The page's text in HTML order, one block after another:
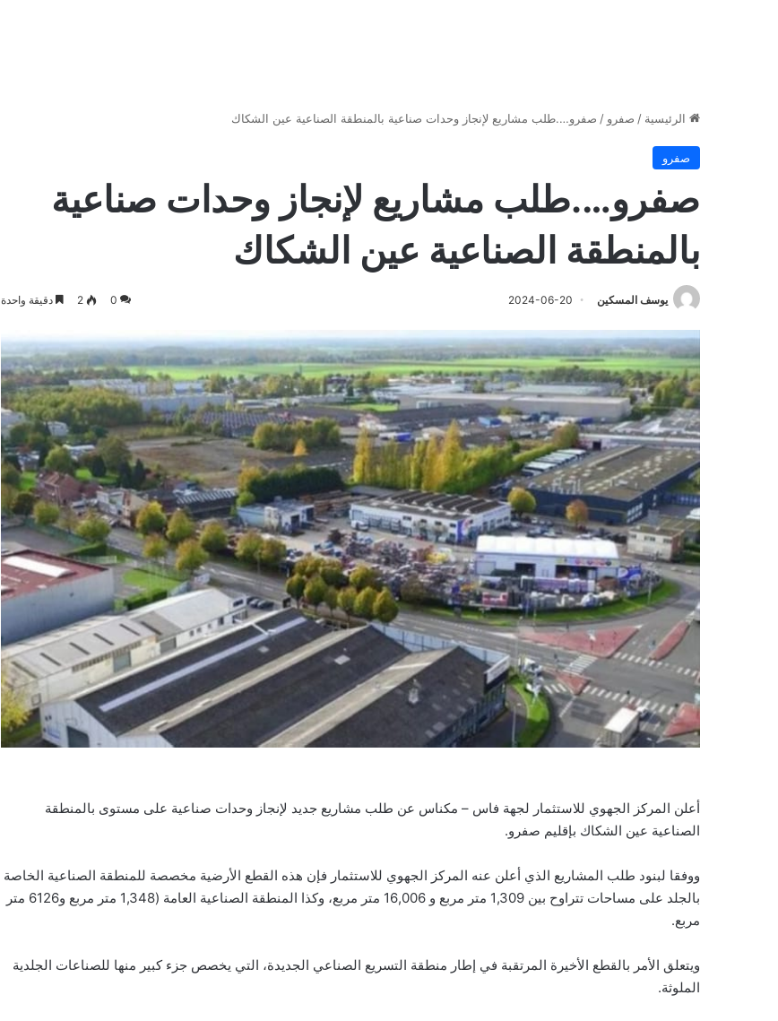
الرئيسية / صفرو / صفرو….طلب مشاريع لإنجاز وحدات صناعية بالمنطقة الصناعية عين الشكاك
صفرو
صفرو….طلب مشاريع لإنجاز وحدات صناعية
بالمنطقة الصناعية عين الشكاك
يوسف المسكين 2024-06-20
0
2 دقيقة واحدة
أعلن المركز الجهوي للاستثمار لجهة فاس – مكناس عن طلب مشاريع جديد لإنجاز وحدات صناعية على مستوى بالمنطقة
الصناعية عين الشكاك بإقليم صفرو.
ووفقا لبنود طلب المشاريع الذي أعلن عنه المركز الجهوي للاستثمار فإن هذه القطع الأرضية مخصصة للمنطقة الصناعية الخاصة
بالجلد على مساحات تتراوح بين 1,309 متر مربع و 16,006 متر مربع، وكذا المنطقة الصناعية العامة (1,348 متر مربع و6126 متر
مربع.
ويتعلق الأمر بالقطع الأخيرة المرتقبة في إطار منطقة التسريع الصناعي الجديدة، التي يخصص جزء كبير منها للصناعات الجلدية
الملوثة.